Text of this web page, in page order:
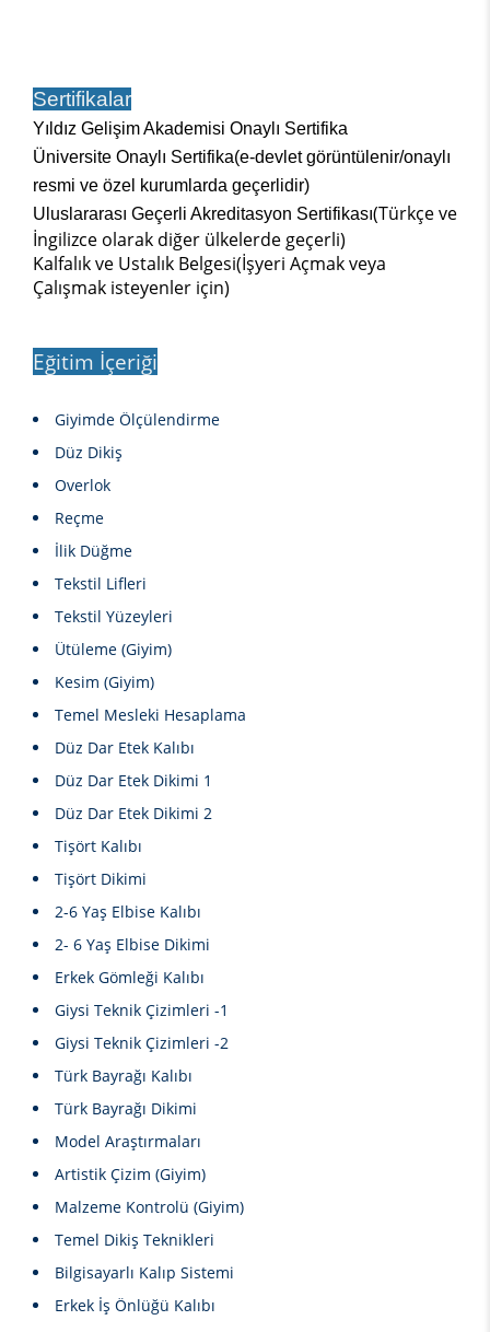
Sertifikalar
Yıldız Gelişim Akademisi Onaylı Sertifika
Üniversite Onaylı Sertifika(e-devlet görüntülenir/onaylı
resmi ve özel kurumlarda geçerlidir)
Uluslararası Geçerli Akreditasyon Sertifikası(Türkçe ve
İngilizce olarak diğer ülkelerde geçerli)
Kalfalık ve Ustalık Belgesi(İşyeri Açmak veya
Çalışmak isteyenler için)
Eğitim İçeriği
Giyimde Ölçülendirme
Düz Dikiş
Overlok
Reçme
İlik Düğme
Tekstil Lifleri
Tekstil Yüzeyleri
Ütüleme (Giyim)
Kesim (Giyim)
Temel Mesleki Hesaplama
Düz Dar Etek Kalıbı
Düz Dar Etek Dikimi 1
Düz Dar Etek Dikimi 2
Tişört Kalıbı
Tişört Dikimi
2-6 Yaş Elbise Kalıbı
2- 6 Yaş Elbise Dikimi
Erkek Gömleği Kalıbı
Giysi Teknik Çizimleri -1
Giysi Teknik Çizimleri -2
Türk Bayrağı Kalıbı
Türk Bayrağı Dikimi
Model Araştırmaları
Artistik Çizim (Giyim)
Malzeme Kontrolü (Giyim)
Temel Dikiş Teknikleri
Bilgisayarlı Kalıp Sistemi
Erkek İş Önlüğü Kalıbı